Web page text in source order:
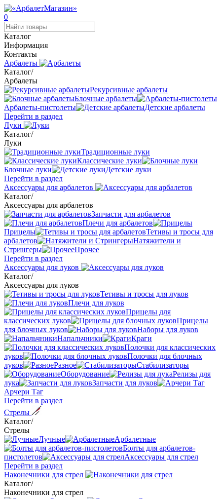
0
Каталог
Информация
Контакты
Арбалеты
Каталог/
Арбалеты
Рекурсивные арбалеты
Блочные арбалеты
Арбалеты-пистолеты
Детские арбалеты
Перейти в раздел
Луки
Каталог/
Луки
Традиционные луки
Классические луки
Блочные луки
Детские луки
Перейти в раздел
Аксессуары для арбалетов
Каталог/
Аксессуары для арбалетов
Запчасти для арбалетов
Плечи для арбалетов
Прицелы
Тетивы и тросы для
арбалетов
Натяжители и
Стрингеры
Прочее
Перейти в раздел
Аксессуары для луков
Каталог/
Аксессуары для луков
Тетивы и тросы для луков
Плечи для луков
Прицелы для
классических луков
Прицелы
для блочных луков
Наборы для луков
Напальчники
Краги
Полочки для классических
луков
Полочки для блочных
луков
Разное
Стабилизаторы
Оборудование
Релизы для
лука
Запчасти для луков
Арчери Таг
Перейти в раздел
Стрелы
Каталог/
Стрелы
Лучные
Арбалетные
Болты для арбалетов-
пистолетов
Аксессуары для стрел
Перейти в раздел
Наконечники для стрел
Каталог/
Наконечники для стрел